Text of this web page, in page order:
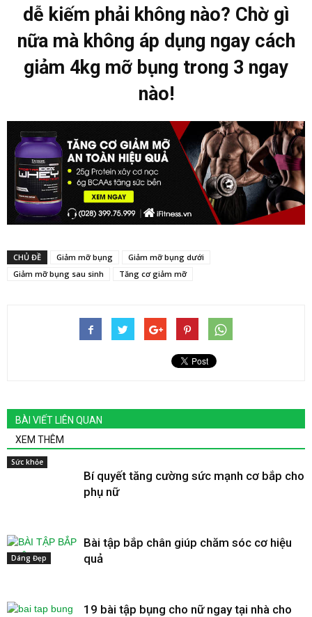
dễ kiếm phải không nào? Chờ gì
nữa mà không áp dụng ngay cách
giảm 4kg mỡ bụng trong 3 ngay
nào!
CHỦ ĐỀ Giảm mỡ bụng
Giảm mỡ bụng dưới
Giảm mỡ bụng sau sinh
Tăng cơ giảm mỡ
BÀI VIẾT LIÊN QUAN
XEM THÊM
Sức khỏe
Bí quyết tăng cường sức mạnh cơ bắp cho
phụ nữ
Dáng Đẹp
Bài tập bắp chân giúp chăm sóc cơ hiệu
quả
19 bài tập bụng cho nữ ngay tại nhà cho